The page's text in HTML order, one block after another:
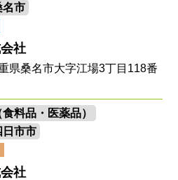
名市
社
県桑名市大字江場3丁目118番
料品・医薬品）
日市市
社